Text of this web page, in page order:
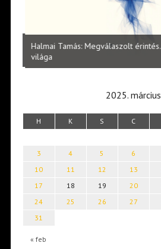
Halmai Tamás: Megválaszolt
világa
2025. március
H K S C
« feb
3
4 5 6
10
11 12 13
17
18 19 20
24
25 26 27
31